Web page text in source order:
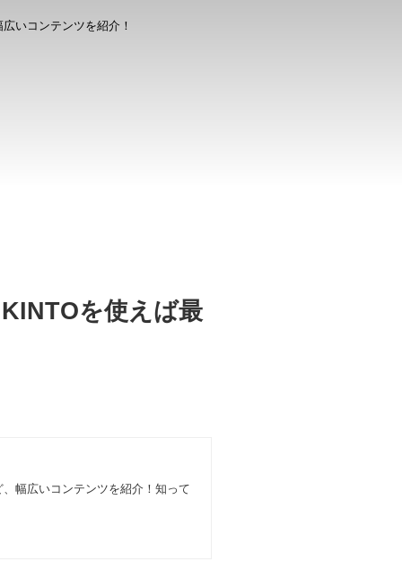
いコンテンツを紹介！
を使えば最
幅広いコンテンツを紹介！知って